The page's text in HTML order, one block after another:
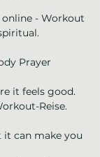
online - Workout
Prayer
it feels good.
Reise.
it can make you